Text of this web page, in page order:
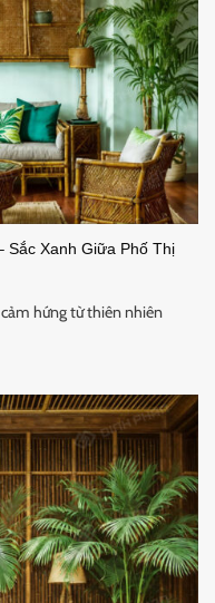
Sắc Xanh Giữa Phố Thị
hứng từ thiên nhiên